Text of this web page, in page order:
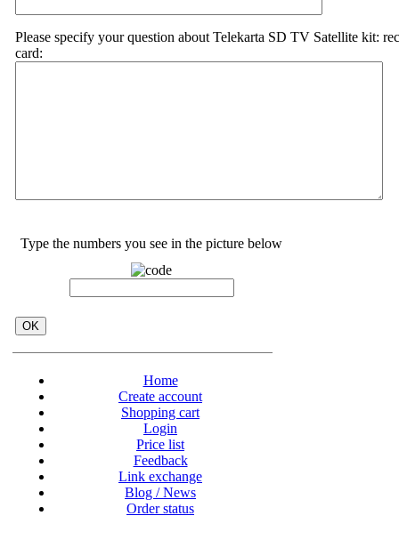
Please specify your question about Telekarta SD TV Satellite kit:
card:
Type the numbers you see in the picture below
Home
Create account
Shopping cart
Login
Price list
Feedback
Link exchange
Blog / News
Order status